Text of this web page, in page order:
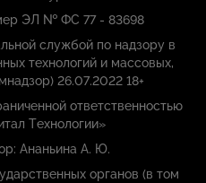
ЭЛ № ФС 77 - 83698
службой по надзору в
технологий и массовых,
26.07.2022 18+
ответственностью
Технологии»
Ананьина А. Ю.
органов (в том